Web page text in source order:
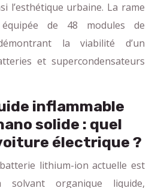
l’esthétique urbaine. La rame
de 48 modules de
la viabilité d’un
et supercondensateurs
inflammable
solide : quel
électrique ?
lithium-ion actuelle est
organique liquide,